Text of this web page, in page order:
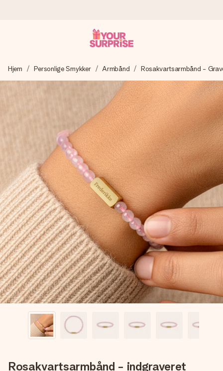
Vi laver din gave med omhu og sender den lynhurtigt – så
du kan give den på det helt rette tidspunkt, når den
4,7 (baseret på +15.000 anmeldelser)
Vores gaver inspirerer. Kunderne giver os 4,7 på Google
Gratis kort med hilsen
Lav noget særligt i blot få trin – med hendes navn, et
billede af dig eller en besked, der går lige i hendes hjerte.
Intet besvær men udelukkende en masse kærlighed i
øjeblikket.
Hjem Personlige Smykker Armbånd Rosakvartsarmbånd -
Rosakvartsarmbånd - indgraveret